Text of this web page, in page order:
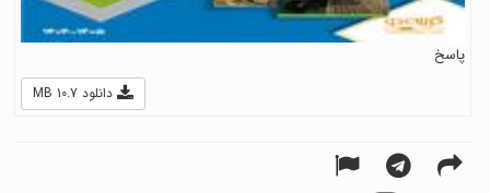
پاسخ
دانلود 10.7 MB